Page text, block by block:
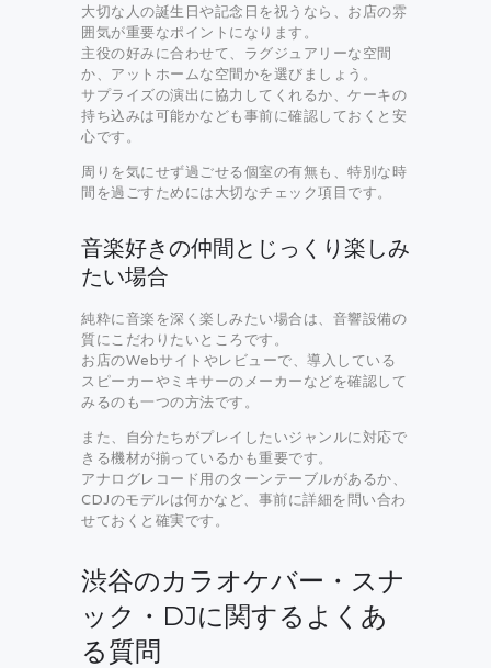
大切な人の誕生日や記念日を祝うなら、お店の雰
囲気が重要なポイントになります。
主役の好みに合わせて、ラグジュアリーな空間
か、アットホームな空間かを選びましょう。
サプライズの演出に協力してくれるか、ケーキの
持ち込みは可能かなども事前に確認しておくと安
心です。
周りを気にせず過ごせる個室の有無も、特別な時
間を過ごすためには大切なチェック項目です。
音楽好きの仲間とじっくり楽しみ
たい場合
純粋に音楽を深く楽しみたい場合は、音響設備の
質にこだわりたいところです。
お店のWebサイトやレビューで、導入している
スピーカーやミキサーのメーカーなどを確認して
みるのも一つの方法です。
また、自分たちがプレイしたいジャンルに対応で
きる機材が揃っているかも重要です。
アナログレコード用のターンテーブルがあるか、
CDJのモデルは何かなど、事前に詳細を問い合わ
せておくと確実です。
渋谷のカラオケバー・スナ
ック・DJに関するよくあ
る質問